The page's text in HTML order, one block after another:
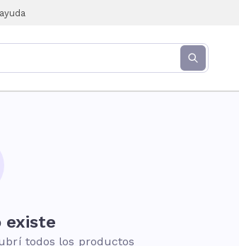
existe
todos los productos